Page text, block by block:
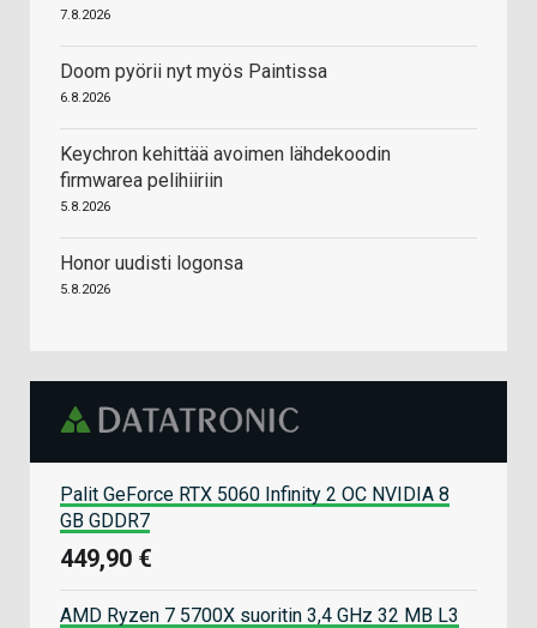
7.8.2026
Doom pyörii nyt myös Paintissa
6.8.2026
Keychron kehittää avoimen lähdekoodin
firmwarea pelihiiriin
5.8.2026
Honor uudisti logonsa
5.8.2026
Palit GeForce RTX 5060 Infinity 2 OC NVIDIA 8
GB GDDR7
449,90 €
AMD Ryzen 7 5700X suoritin 3,4 GHz 32 MB L3